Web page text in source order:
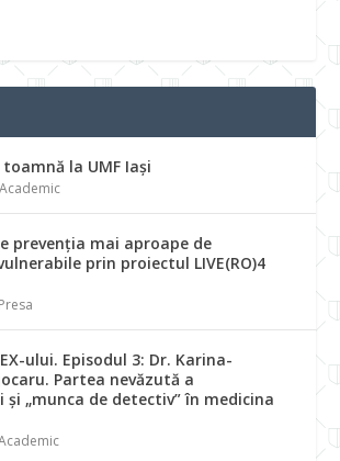
la UMF Iași
prevenția mai aproape de
prin proiectul LIVE(RO)4
ului. Episodul 3: Dr. Karina-
Partea nevăzută a
„munca de detectiv” în medicina